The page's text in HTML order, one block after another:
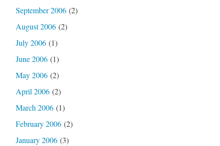
September 2006(2)
August 2006(2)
July 2006(1)
June 2006(1)
May 2006(2)
April 2006(2)
March 2006(1)
February 2006(2)
January 2006(3)